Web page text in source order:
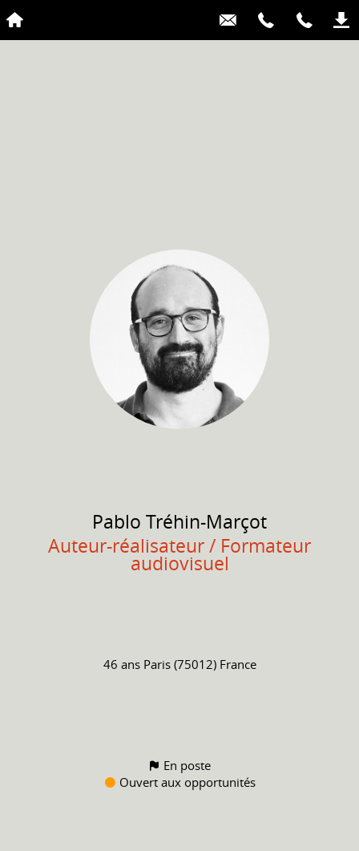
Pablo Tréhin-Marçot
Auteur-réalisateur / Formateur
audiovisuel
46 ans Paris (75012) France
En poste
Ouvert aux opportunités